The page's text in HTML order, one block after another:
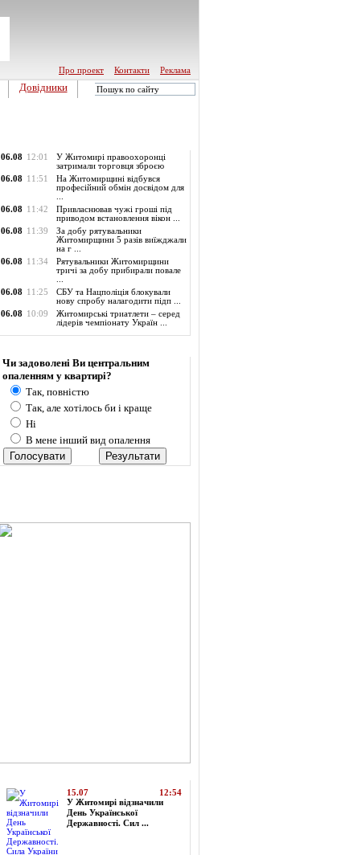
Про проект
Контакти Реклама
Довідники
06.08 12:01
У Житомирі правоохоронці
затримали торговця зброєю
06.08 11:51
На Житомирщині відбувся
професійний обмін досвідом для
06.08 11:42
Привласнював чужі гроші під
приводом встановлення вікон ...
06.08 11:39
За добу рятувальники
Житомирщини 5 разів виїжджали
на г ...
06.08 11:34
Рятувальники Житомирщини
тричі за добу прибирали повале
06.08 11:25
СБУ та Нацполіція блокували
нову спробу налагодити підп ...
06.08 10:09
Житомирські триатлети – серед
лідерів чемпіонату Україн ...
Чи задоволені Ви центральним
опаленням у квартирі?
Так, повністю
Так, але хотілось би і краще
Ні
В мене інший вид опалення
15.07
12:54
У Житомирі відзначили
День Української
Державності. Сил ...